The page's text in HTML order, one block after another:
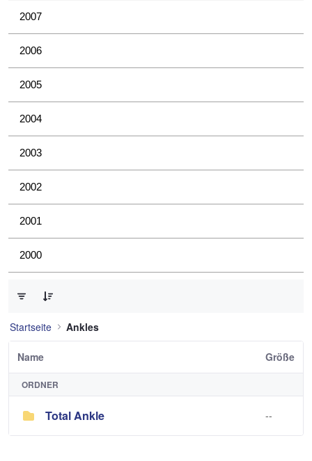
2007
2006
2005
2004
2003
2002
2001
2000
Startseite Ankles
Name Größe
ORDNER
Total Ankle --